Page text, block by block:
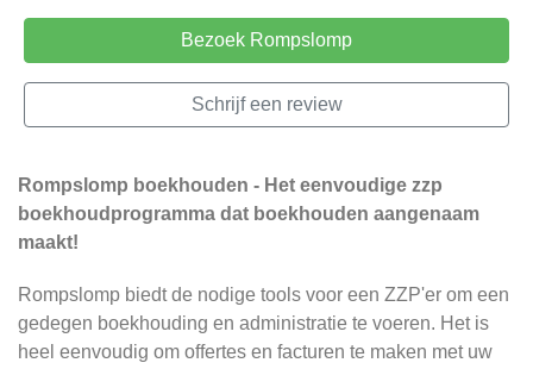
Bezoek Rompslomp
Schrijf een review
Rompslomp boekhouden - Het eenvoudige zzp
boekhoudprogramma dat boekhouden aangenaam
maakt!
Rompslomp biedt de nodige tools voor een ZZP'er om een
gedegen boekhouding en administratie te voeren. Het is
heel eenvoudig om offertes en facturen te maken met uw